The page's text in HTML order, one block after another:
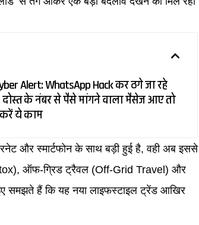
​​Alert: WhatsApp Hack कर ठगे जा रहे
दोस्त के नंबर से पैसे मांगने वाला मैसेज आए तो
ये काम
और स्मार्टफोन के साथ बड़ी हुई है, वही अब इससे
ऑफ-ग्रिड ट्रैवल (Off-Grid Travel) और
हैं कि यह नया लाइफस्टाइल ट्रेंड आखिर